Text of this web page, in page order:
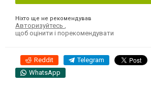
Ніхто ще не рекомендував
Авторизуйтесь ,
щоб оцінити і порекомендувати
Reddit Telegram
WhatsApp